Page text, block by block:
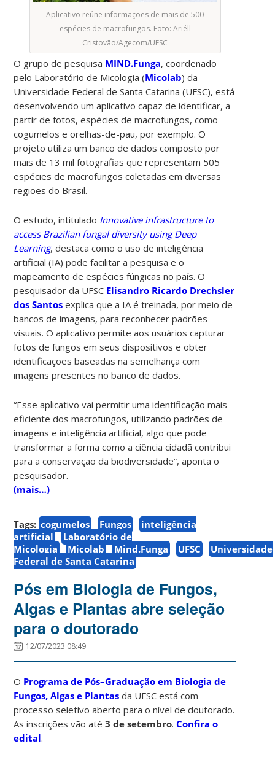
Aplicativo reúne informações de mais de 500
espécies de macrofungos. Foto: Ariéll
Cristovão/Agecom/UFSC
O grupo de pesquisa MIND.Funga, coordenado
pelo Laboratório de Micologia (Micolab) da
Universidade Federal de Santa Catarina (UFSC), está
desenvolvendo um aplicativo capaz de identificar, a
partir de fotos, espécies de macrofungos, como
cogumelos e orelhas-de-pau, por exemplo. O
projeto utiliza um banco de dados composto por
mais de 13 mil fotografias que representam 505
espécies de macrofungos coletadas em diversas
regiões do Brasil.
O estudo, intitulado Innovative infrastructure to
access Brazilian fungal diversity using Deep
Learning, destaca como o uso de inteligência
artificial (IA) pode facilitar a pesquisa e o
mapeamento de espécies fúngicas no país.O
pesquisador da UFSC Elisandro Ricardo Drechsler
dos Santos explica que a IA é treinada, por meio de
bancos de imagens, para reconhecer padrões
visuais. O aplicativo permite aos usuários capturar
fotos de fungos em seus dispositivos e obter
identificações baseadas na semelhança com
imagens presentes no banco de dados.
“Esse aplicativo vai permitir uma identificação mais
eficiente dos macrofungos, utilizando padrões de
imagens e inteligência artificial, algo que pode
transformar a forma como a ciência cidadã contribui
para a conservação da biodiversidade”, aponta o
pesquisador.
(mais…)
Tags: cogumelos Fungos
inteligência
artificial
Laboratório de
Micologia
Micolab Mind.Funga UFSC
Universidade
Federal de Santa Catarina
Pós em Biologia de Fungos,
Algas e Plantas abre seleção
para o doutorado
12/07/2023 08:49
O Programa de Pós–Graduação em Biologia de
Fungos, Algas e Plantas da UFSC está com
processo seletivo aberto para o nível de doutorado.
As inscrições vão até3 de setembro.Confira o
edital.